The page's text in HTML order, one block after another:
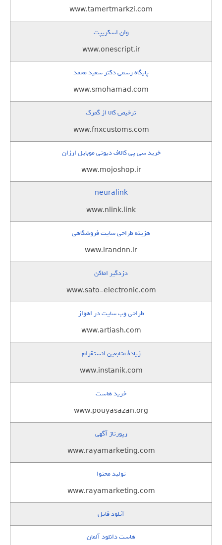
www.tamertmarkzi.com
وان اسکریپت
www.onescript.ir
پایگاه رسمی دکتر سعید محمد
www.smohamad.com
ترخیص کالا از گمرک
www.fnxcustoms.com
خرید سی پی کالاف دیوتی موبایل ارزان
www.mojoshop.ir
neuralink
www.nlink.link
هزینه طراحی سایت فروشگاهی
www.irandnn.ir
دزدگیر اماکن
www.sato-electronic.com
طراحی وب سایت در اهواز
www.artiash.com
زيادة متابعين انستقرام
www.instanik.com
خرید هاست
www.pouyasazan.org
رپورتاژ آگهی
www.rayamarketing.com
تولید محتوا
www.rayamarketing.com
آپلود فایل
هاست دانلود آلمان